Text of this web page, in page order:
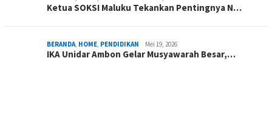
Ketua SOKSI Maluku Tekankan Pentingnya N…
BERANDA, HOME, PENDIDIKAN Mei 19, 2026
IKA Unidar Ambon Gelar Musyawarah Besar,…